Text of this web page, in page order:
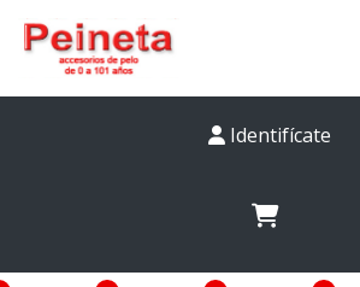
Identifícate